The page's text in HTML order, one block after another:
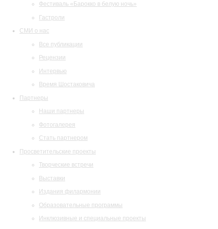
Фестиваль «Барокко в белую ночь»
Гастроли
СМИ о нас
Все публикации
Рецензии
Интервью
Время Шостаковича
Партнеры
Наши партнеры
Фотогалерея
Стать партнером
Просветительские проекты
Творческие встречи
Выставки
Издания филармонии
Образовательные программы
Инклюзивные и специальные проекты